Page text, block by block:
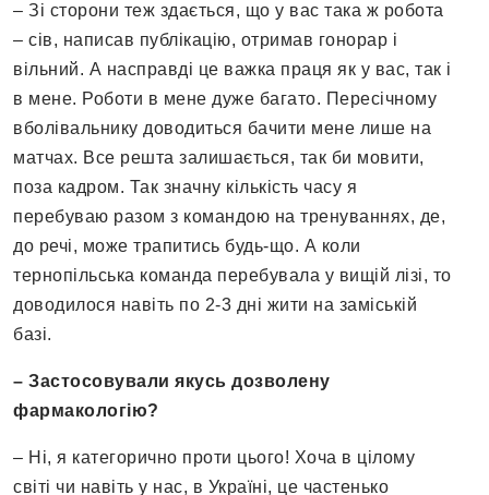
– Зі сторони теж здається, що у вас така ж робота
– сів, написав публікацію, отримав гонорар і
вільний. А насправді це важка праця як у вас, так і
в мене. Роботи в мене дуже багато. Пересічному
вболівальнику доводиться бачити мене лише на
матчах. Все решта залишається, так би мовити,
поза кадром. Так значну кількість часу я
перебуваю разом з командою на тренуваннях, де,
до речі, може трапитись будь-що. А коли
тернопільська команда перебувала у вищій лізі, то
доводилося навіть по 2-3 дні жити на заміській
базі.
– Застосовували якусь дозволену
фармакологію?
– Ні, я категорично проти цього! Хоча в цілому
світі чи навіть у нас, в Україні, це частенько